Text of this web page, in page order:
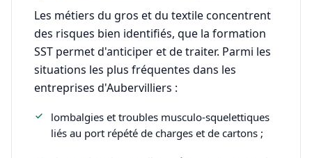
Les métiers du gros et du textile concentrent
des risques bien identifiés, que la formation
SST permet d'anticiper et de traiter. Parmi les
situations les plus fréquentes dans les
entreprises d'Aubervilliers :
lombalgies et troubles musculo-squelettiques
liés au port répété de charges et de cartons ;